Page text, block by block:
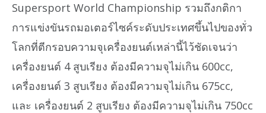
Supersport World Championship รวมถึงกติกา
การแข่งขันรถมอเตอร์ไซค์ระดับประเทศขึ้นไปของทั่ว
โลกที่ตีกรอบความจุเครื่องยนต์เหล่านี้ไว้ชัดเจนว่า
เครื่องยนต์ 4 สูบเรียง ต้องมีความจุไม่เกิน 600cc,
เครื่องยนต์ 3 สูบเรียง ต้องมีความจุไม่เกิน 675cc,
และ เครื่องยนต์ 2 สูบเรียง ต้องมีความจุไม่เกิน 750cc